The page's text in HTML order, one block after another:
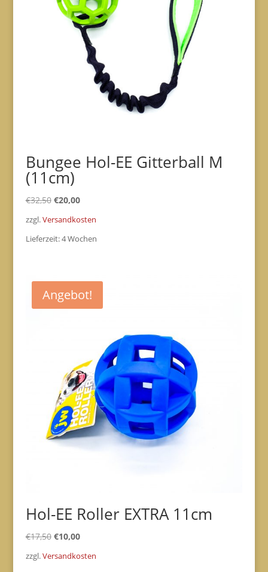
Bungee Hol-EE Gitterball M
(11cm)
€32,50 Ursprünglicher
€32,50
€20,00Aktueller
€20,00.
zzgl.Versandkosten
Lieferzeit:4 Wochen
Angebot!
Hol-EE Roller EXTRA 11cm
€17,50 Ursprünglicher
€10,00Aktueller
zzgl.Versandkosten